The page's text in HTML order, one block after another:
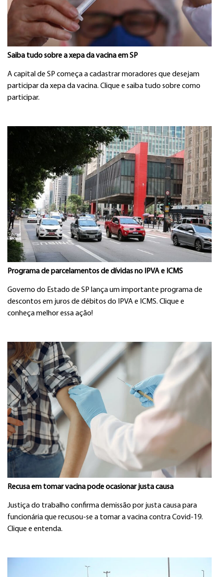
Saiba tudo sobre a xepa da vacina em SP
A capital de SP começa a cadastrar moradores que desejam
participar da xepa da vacina. Clique e saiba tudo sobre como
participar.
Programa de parcelamentos de dívidas no IPVA e ICMS
Governo do Estado de SP lança um importante programa de
descontos em juros de débitos do IPVA e ICMS. Clique e
conheça melhor essa ação!
Recusa em tomar vacina pode ocasionar justa causa
Justiça do trabalho confirma demissão por justa causa para
funcionária que recusou-se a tomar a vacina contra Covid-19.
Clique e entenda.